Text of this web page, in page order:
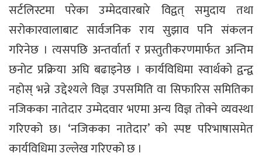
सर्टलिस्टमा परेका उम्मेदवारबारे विद्वत् समुदाय तथा
सरोकारवालाबाट सार्वजनिक राय सुझाव पनि संकलन
गरिनेछ । त्यसपछि अन्तर्वार्ता र प्रस्तुतीकरणमार्फत अन्तिम
छनोट प्रक्रिया अघि बढाइनेछ । कार्यविधिमा स्वार्थको द्वन्द्व
नहोस् भन्ने उद्देश्यले विज्ञ उपसमिति वा सिफारिस समितिका
नजिकका नातेदार उम्मेदवार भएमा अन्य विज्ञ तोक्ने व्यवस्था
गरिएको छ। ‘नजिकका नातेदार’ को स्पष्ट परिभाषासमेत
कार्यविधिमा उल्लेख गरिएको छ ।